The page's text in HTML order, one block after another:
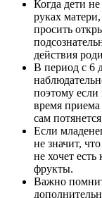
Когда дети
руках
просить
действия
В период с 6
поэтому если
время
сам
Если
не значит,
не хочет
фрукты.
Важно